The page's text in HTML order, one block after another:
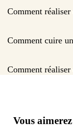
Comment réaliser
Comment cuire
Comment réaliser
Vous